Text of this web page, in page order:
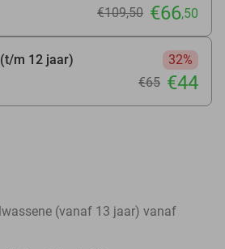
€109,50 €66,50
m 12 jaar)
32%
€65 €44
(vanaf 13 jaar) vanaf